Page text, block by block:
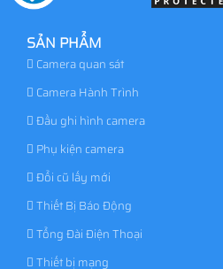
SẢN PHẨM
Camera quan sát
Camera Hành Trình
Đầu ghi hình camera
Phụ kiện camera
Đổi cũ lấy mới
Thiết Bị Báo Động
Tổng Đài Điện Thoại
Thiết bị mạng